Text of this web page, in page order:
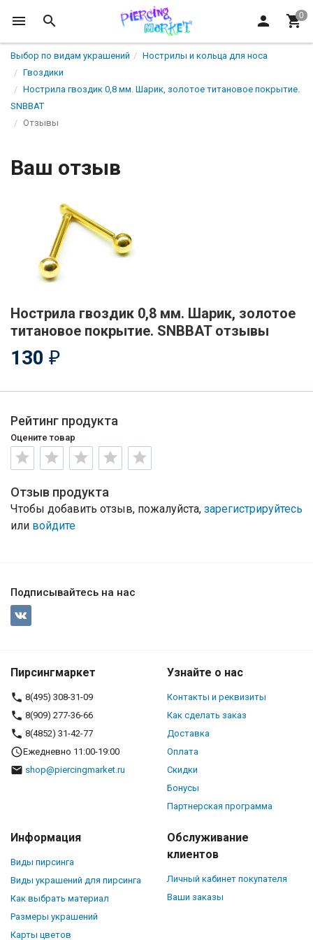
Выбор по видам украшений
Нострилы и кольца для носа
Гвоздики
Нострила гвоздик 0,8 мм. Шарик, золотое титановое покрытие.
SNBBAT
Отзывы
Ваш отзыв
Нострила гвоздик 0,8 мм. Шарик, золотое
титановое покрытие. SNBBAT отзывы
130 ₽
Рейтинг продукта
Оцените товар
Отзыв продукта
Чтобы добавить отзыв, пожалуйста, зарегистрируйтесь
или войдите
Подписывайтесь на нас
Пирсингмаркет
8(495) 308-31-09
8(909) 277-36-66
8(4852) 31-42-77
Ежедневно 11:00-19:00
shop@piercingmarket.ru
Узнайте о нас
Контакты и реквизиты
Как сделать заказ
Доставка
Оплата
Скидки
Бонусы
Партнерская программа
Информация
Виды пирсинга
Виды украшений для пирсинга
Как выбрать материал
Размеры украшений
Карты цветов
Обслуживание
клиентов
Личный кабинет покупателя
Ваши заказы